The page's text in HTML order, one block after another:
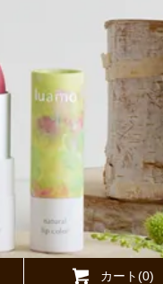
カート(0)